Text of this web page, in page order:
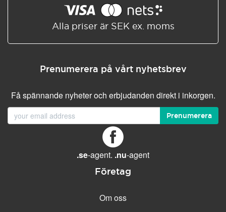
Alla priser är SEK ex. moms
Prenumerera på vårt nyhetsbrev
Få spännande nyheter och erbjudanden direkt i inkorgen.
Prenumerera
.se-agent. .nu-agent
Företag
Om oss